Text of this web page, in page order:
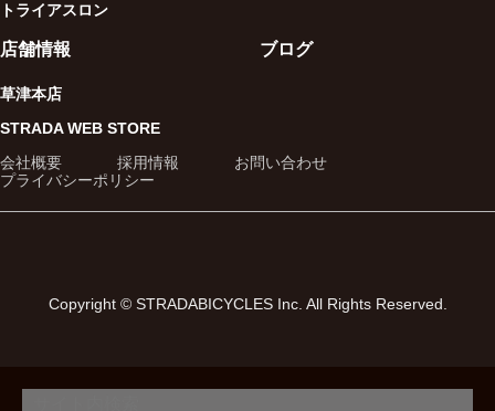
トライアスロン
店舗情報
草津本店
STRADA WEB STORE
ブログ
会社概要 採用情報
お問い合わせ
プライバシーポリシー
Copyright © STRADABICYCLES Inc. All Rights Reserved.